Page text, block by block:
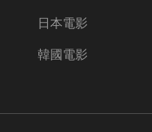
日本電影
韓國電影